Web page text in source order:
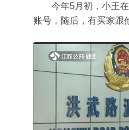
今年5月初，小王在
账号，随后，有买家跟